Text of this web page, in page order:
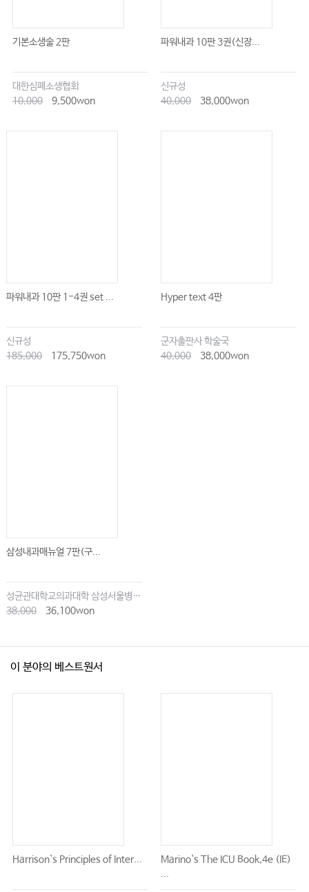
기본소생술 2판
대한심폐소생협회
10,000
9,500won
파워내과 10판 3권(신장...
신규성
40,000
38,000won
파워내과 10판 1-4권 set ...
신규성
185,000
175,750won
Hyper text 4판
군자출판사 학술국
40,000
38,000won
삼성내과매뉴얼 7판(구...
성균관대학교의과대학 삼성서울병원내과
38,000
36,100won
이 분야의 베스트원서
Harrison`s Principles of Inter...
Marino`s The ICU Book,4e (IE)
...